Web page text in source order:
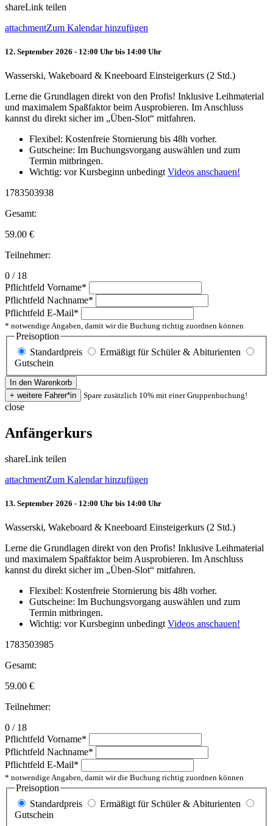
shareLink teilen
attachmentZum Kalendar hinzufügen
12. September 2026 - 12:00 Uhr bis 14:00 Uhr
Wasserski, Wakeboard & Kneeboard Einsteigerkurs (2 Std.)
Lerne die Grundlagen direkt von den Profis! Inklusive Leihmaterial
und maximalem Spaßfaktor beim Ausprobieren. Im Anschluss
kannst du direkt sicher im „Üben-Slot“ mitfahren.
Flexibel: Kostenfreie Stornierung bis 48h vorher.
Gutscheine: Im Buchungsvorgang auswählen und zum
Termin mitbringen.
Wichtig: vor Kursbeginn unbedingt Videos anschauen!
1783503938
Gesamt:
59.00 €
Teilnehmer:
0 / 18
Pflichtfeld Vorname*
Pflichtfeld Nachname*
Pflichtfeld E-Mail*
* notwendige Angaben, damit wir die Buchung richtig zuordnen können
Preisoption
Standardpreis
Ermäßigt für Schüler & Abiturienten
Gutschein
Spare zusätzlich 10% mit einer Gruppenbuchung!
close
Anfängerkurs
shareLink teilen
attachmentZum Kalendar hinzufügen
13. September 2026 - 12:00 Uhr bis 14:00 Uhr
Wasserski, Wakeboard & Kneeboard Einsteigerkurs (2 Std.)
Lerne die Grundlagen direkt von den Profis! Inklusive Leihmaterial
und maximalem Spaßfaktor beim Ausprobieren. Im Anschluss
kannst du direkt sicher im „Üben-Slot“ mitfahren.
Flexibel: Kostenfreie Stornierung bis 48h vorher.
Gutscheine: Im Buchungsvorgang auswählen und zum
Termin mitbringen.
Wichtig: vor Kursbeginn unbedingt Videos anschauen!
1783503985
Gesamt:
59.00 €
Teilnehmer:
0 / 18
Pflichtfeld Vorname*
Pflichtfeld Nachname*
Pflichtfeld E-Mail*
* notwendige Angaben, damit wir die Buchung richtig zuordnen können
Preisoption
Standardpreis
Ermäßigt für Schüler & Abiturienten
Gutschein